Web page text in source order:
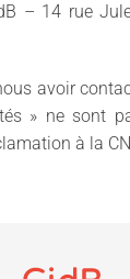
– 14 rue
avoir
» ne sont
à la